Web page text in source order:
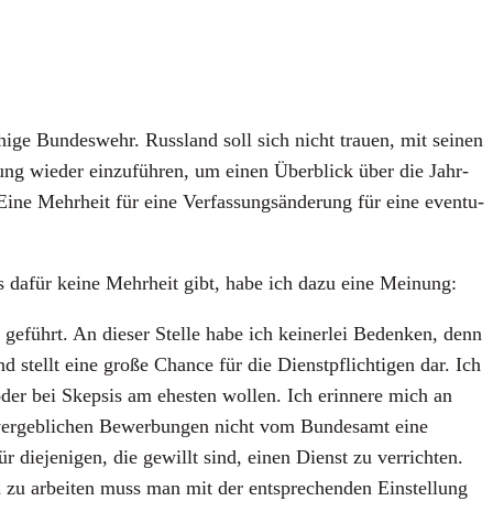
Bun­des­wehr. Russ­land soll sich nicht trau­en, mit sei­nen
wie­der ein­zu­füh­ren, um einen Über­blick über die Jahr­
Mehr­heit für eine Ver­fas­sungs­än­de­rung für eine even­tu­
dafür kei­ne Mehr­heit gibt, habe ich dazu eine Mei­nung:
An die­ser Stel­le habe ich kei­ner­lei Beden­ken, denn
stellt eine gro­ße Chan­ce für die Dienst­pflich­ti­gen dar. Ich
bei Skep­sis am ehes­ten wol­len. Ich erin­ne­re mich an
Bewer­bun­gen nicht vom Bun­des­amt eine
die­je­ni­gen, die gewillt sind, einen Dienst zu ver­rich­ten.
arbei­ten muss man mit der ent­spre­chen­den Ein­stel­lung